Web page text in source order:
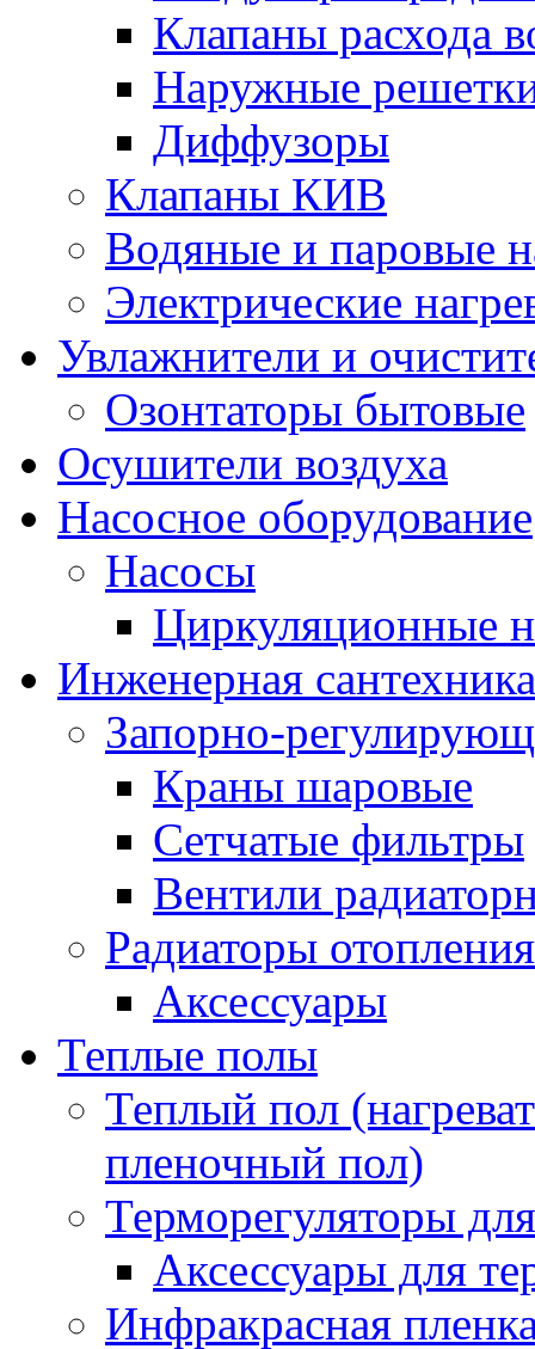
Клапаны расхода
Наружные
Диффузоры
Клапаны КИВ
Водяные и паровые
Электрические
Увлажнители и
Озонтаторы бытовые
Осушители воздуха
Насосное оборудование
Насосы
Циркуляционные
Инженерная сантехника
Запорно-
Краны шаровые
Сетчатые фильтры
Вентили
Радиаторы отопления
Аксессуары
Теплые полы
Теплый пол
пленочный пол)
Терморегуляторы
Аксессуары для
Инфракрасная